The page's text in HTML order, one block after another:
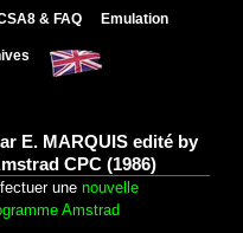
& FAQ Emulation
E. MARQUIS edité by
CPC (1986)
une nouvelle
Amstrad